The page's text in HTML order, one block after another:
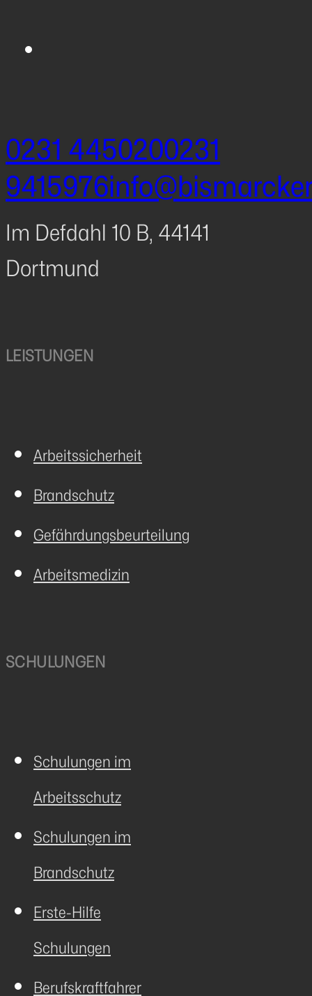
0231 4450200231
9415976
Im Defdahl 10 B, 44141
Dortmund
LEISTUNGEN
Arbeitssicherheit
Brandschutz
Gefährdungsbeurteilung
Arbeitsmedizin
SCHULUNGEN
Schulungen im
Arbeitsschutz
Schulungen im
Brandschutz
Erste-Hilfe
Schulungen
Berufskraftfahrer